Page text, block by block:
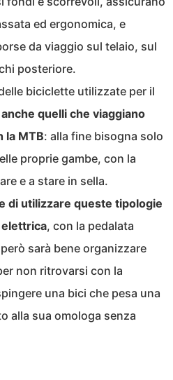
ed ergonomica, e
da viaggio sul telaio, sul
posteriore.
biciclette utilizzate per il
quelli che viaggiano
la MTB: alla fine bisogna solo
proprie gambe, con la
e a stare in sella.
di utilizzare queste tipologie
elettrica, con la pedalata
sarà bene organizzare
non ritrovarsi con la
una bici che pesa una
alla sua omologa senza